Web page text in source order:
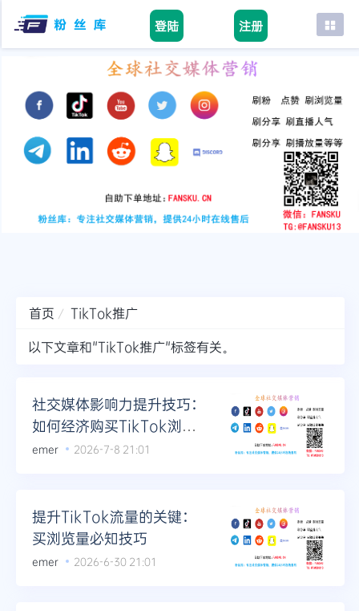
登陆 注册
首页
tiktok
youtube
instagram
首页
TikTok推广
以下文章和"TikTok推广"标签有关。
社交媒体影响力提升技巧：
如何经济购买TikTok浏览
量
emer 2026-7-8 21:01
提升TikTok流量的关键：
买浏览量必知技巧
emer 2026-6-30 21:01